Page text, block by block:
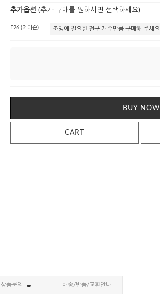
추가옵션 (추가 구매를 원하시면 선택하세요)
E26 (에디슨)
BUY NOW
CART
상품문의 배송/반품/교환안내